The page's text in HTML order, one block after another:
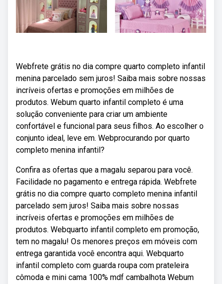
Webfrete grátis no dia compre quarto completo infantil
menina parcelado sem juros! Saiba mais sobre nossas
incríveis ofertas e promoções em milhões de
produtos. Webum quarto infantil completo é uma
solução conveniente para criar um ambiente
confortável e funcional para seus filhos. Ao escolher o
conjunto ideal, leve em. Webprocurando por quarto
completo menina infantil?
Confira as ofertas que a magalu separou para você.
Facilidade no pagamento e entrega rápida. Webfrete
grátis no dia compre quarto completo menina infantil
parcelado sem juros! Saiba mais sobre nossas
incríveis ofertas e promoções em milhões de
produtos. Webquarto infantil completo em promoção,
tem no magalu! Os menores preços em móveis com
entrega garantida você encontra aqui. Webquarto
infantil completo com guarda roupa com prateleira
cômoda e mini cama 100% mdf cambalhota Webum